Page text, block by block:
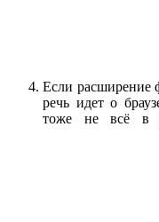
Если расширение
речь идет о
тоже не всё в